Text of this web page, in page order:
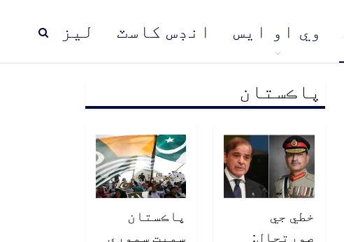
ليز انڊس کاسٽ وي او ايس
پاڪستان مُنڍ
پاڪستان
خطي جي
صورتحال:
پاڪستان
سميت سموري